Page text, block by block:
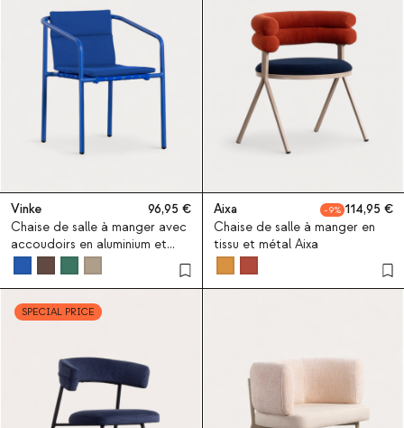
Vinke
96,95
Chaise de salle à manger avec
accoudoirs en aluminium et
tissu Vinke
Aixa 9
114,95
Chaise de salle à manger en
tissu et métal Aixa
SPECIAL PRICE